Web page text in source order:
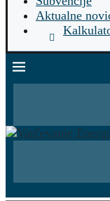
Aktualne